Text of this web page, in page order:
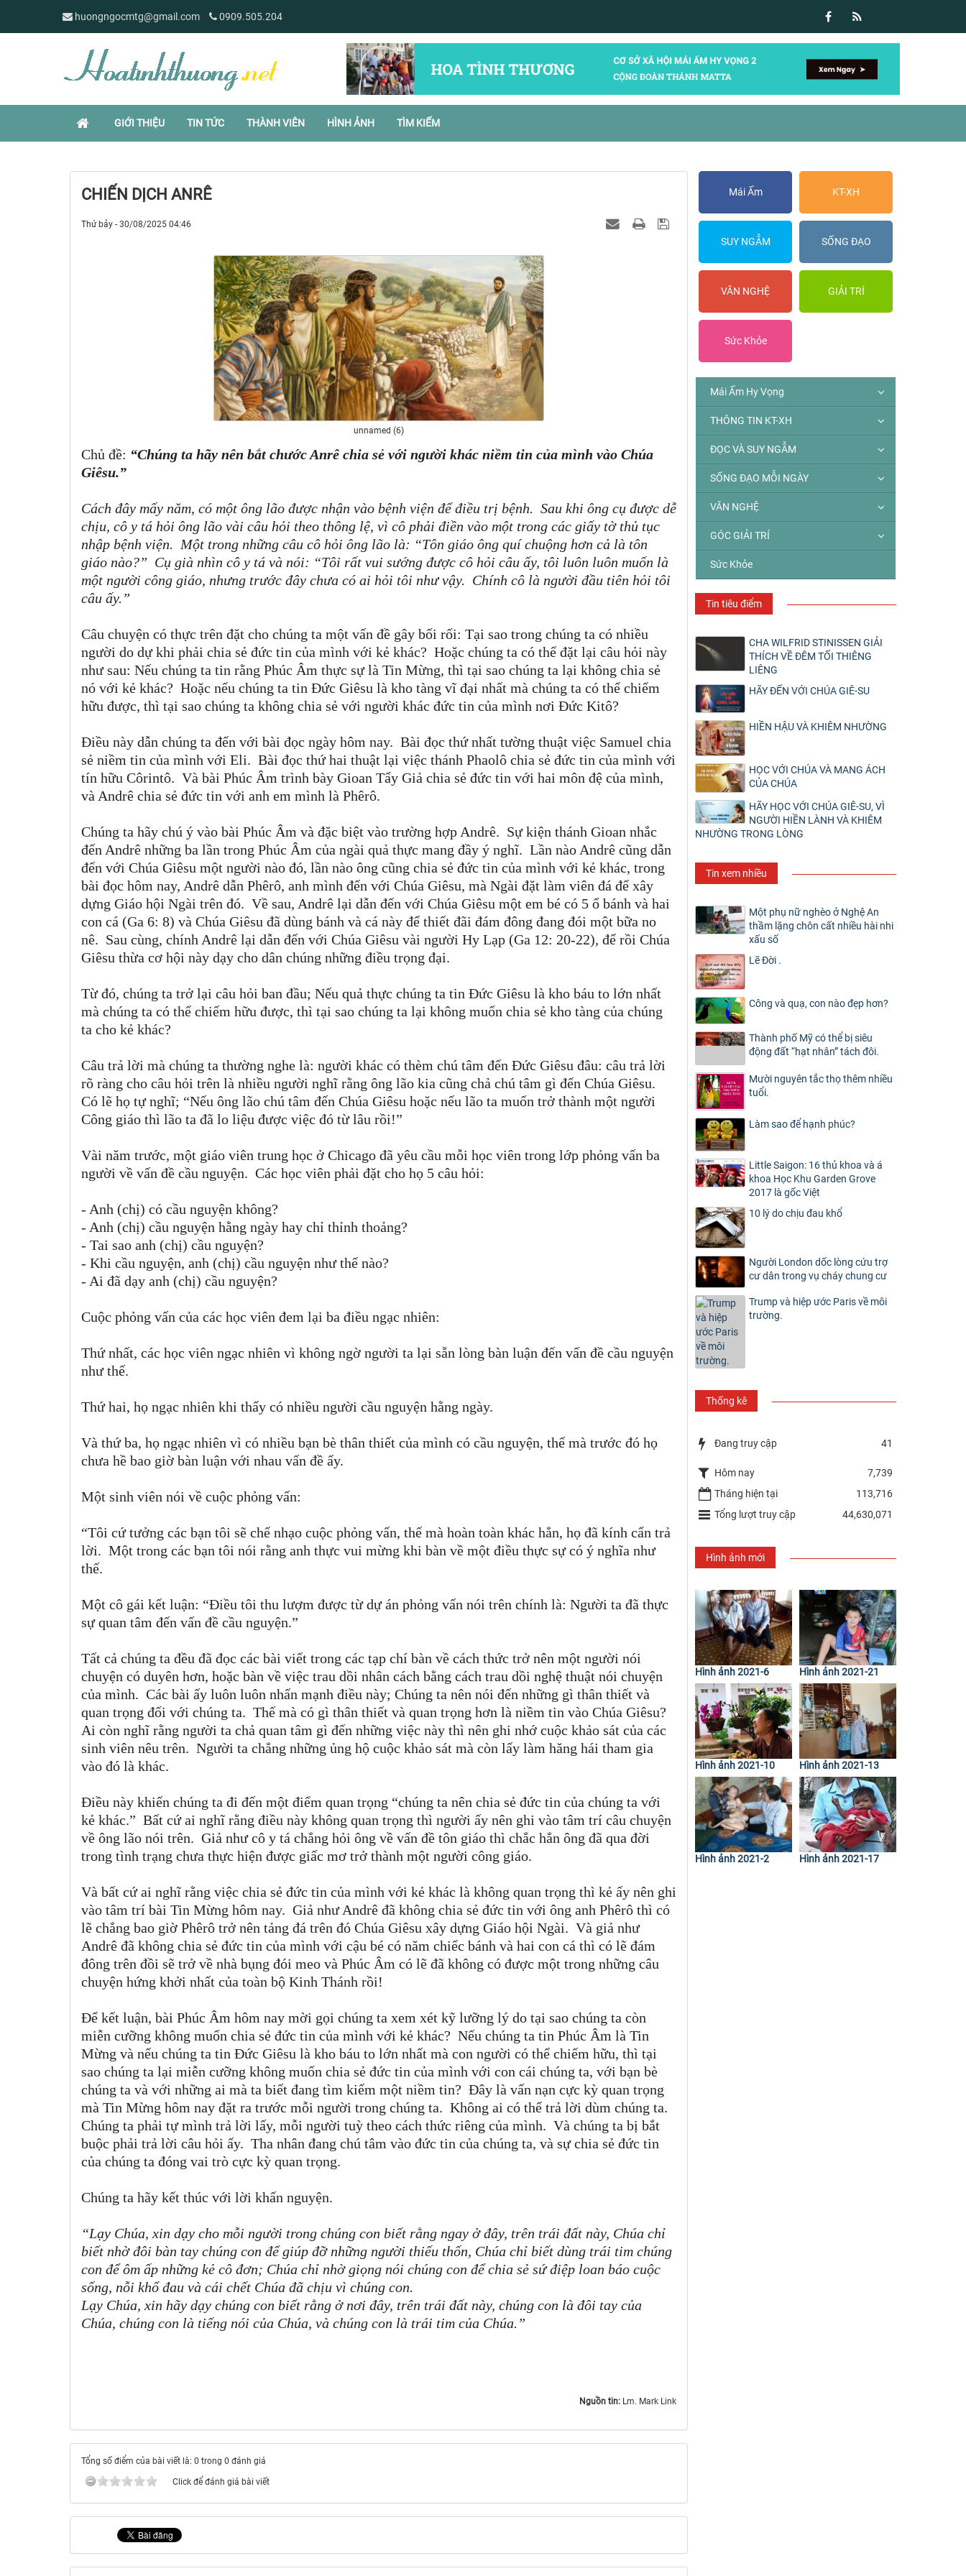
huongngocmtg@gmail.com 0909.505.204
GIỚI THIỆU TIN TỨC THÀNH VIÊN HÌNH ẢNH TÌM KIẾM
CHIẾN DỊCH ANRÊ
Thứ bảy - 30/08/2025 04:46
unnamed (6)
Chủ đề: “Chúng ta hãy nên bắt chước Anrê chia sẻ với người khác niềm tin của mình vào Chúa
Giêsu.”
Cách đây mấy năm, có một ông lão được nhận vào bệnh viện để điều trị bệnh. Sau khi ông cụ được dễ
chịu, cô y tá hỏi ông lão vài câu hỏi theo thông lệ, vì cô phải điền vào một trong các giấy tờ thủ tục
nhập bệnh viện. Một trong những câu cô hỏi ông lão là: “Tôn giáo ông quí chuộng hơn cả là tôn
giáo nào?” Cụ già nhìn cô y tá và nói: “Tôi rất vui sướng được cô hỏi câu ấy, tôi luôn luôn muốn là
một người công giáo, nhưng trước đây chưa có ai hỏi tôi như vậy. Chính cô là người đầu tiên hỏi tôi
câu ấy.”
Câu chuyện có thực trên đặt cho chúng ta một vấn đề gây bối rối: Tại sao trong chúng ta có nhiều
người do dự khi phải chia sẻ đức tin của mình với kẻ khác? Hoặc chúng ta có thể đặt lại câu hỏi này
như sau: Nếu chúng ta tin rằng Phúc Âm thực sự là Tin Mừng, thì tại sao chúng ta lại không chia sẻ
nó với kẻ khác? Hoặc nếu chúng ta tin Đức Giêsu là kho tàng vĩ đại nhất mà chúng ta có thể chiếm
hữu được, thì tại sao chúng ta không chia sẻ với người khác đức tin của mình nơi Đức Kitô?
Điều này dẫn chúng ta đến với bài đọc ngày hôm nay. Bài đọc thứ nhất tường thuật việc Samuel chia
sẻ niềm tin của mình với Eli. Bài đọc thứ hai thuật lại việc thánh Phaolô chia sẻ đức tin của mình với
tín hữu Côrintô. Và bài Phúc Âm trình bày Gioan Tẩy Giả chia sẻ đức tin với hai môn đệ của mình,
và Andrê chia sẻ đức tin với anh em mình là Phêrô.
Chúng ta hãy chú ý vào bài Phúc Âm và đặc biệt vào trường hợp Andrê. Sự kiện thánh Gioan nhắc
đến Andrê những ba lần trong Phúc Âm của ngài quả thực mang đầy ý nghĩ. Lần nào Andrê cũng dẫn
đến với Chúa Giêsu một người nào đó, lần nào ông cũng chia sẻ đức tin của mình với kẻ khác, trong
bài đọc hôm nay, Andrê dẫn Phêrô, anh mình đến với Chúa Giêsu, mà Ngài đặt làm viên đá để xây
dựng Giáo hội Ngài trên đó. Về sau, Andrê lại dẫn đến với Chúa Giêsu một em bé có 5 ổ bánh và hai
con cá (Ga 6: 8) và Chúa Giêsu đã dùng bánh và cá này để thiết đãi đám đông đang đói một bữa no
nê. Sau cùng, chính Andrê lại dẫn đến với Chúa Giêsu vài người Hy Lạp (Ga 12: 20-22), để rồi Chúa
Giêsu thừa cơ hội này dạy cho dân chúng những điều trọng đại.
Từ đó, chúng ta trở lại câu hỏi ban đầu; Nếu quả thực chúng ta tin Đức Giêsu là kho báu to lớn nhất
mà chúng ta có thể chiếm hữu được, thì tại sao chúng ta lại không muốn chia sẻ kho tàng của chúng
ta cho kẻ khác?
Câu trả lời mà chúng ta thường nghe là: người khác có thèm chú tâm đến Đức Giêsu đâu: câu trả lời
rõ ràng cho câu hỏi trên là nhiều người nghĩ rằng ông lão kia cũng chả chú tâm gì đến Chúa Giêsu.
Có lẽ họ tự nghĩ; “Nếu ông lão chú tâm đến Chúa Giêsu hoặc nếu lão ta muốn trở thành một người
Công giáo thì lão ta đã lo liệu được việc đó từ lâu rồi!”
Vài năm trước, một giáo viên trung học ở Chicago đã yêu cầu mỗi học viên trong lớp phỏng vấn ba
người về vấn đề cầu nguyện. Các học viên phải đặt cho họ 5 câu hỏi:
- Anh (chị) có cầu nguyện không?
- Anh (chị) cầu nguyện hằng ngày hay chỉ thỉnh thoảng?
- Tai sao anh (chị) cầu nguyện?
- Khi cầu nguyện, anh (chị) cầu nguyện như thế nào?
- Ai đã dạy anh (chị) cầu nguyện?
Cuộc phỏng vấn của các học viên đem lại ba điều ngạc nhiên:
Thứ nhất, các học viên ngạc nhiên vì không ngờ người ta lại sẵn lòng bàn luận đến vấn đề cầu nguyện
như thế.
Thứ hai, họ ngạc nhiên khi thấy có nhiều người cầu nguyện hằng ngày.
Và thứ ba, họ ngạc nhiên vì có nhiều bạn bè thân thiết của mình có cầu nguyện, thế mà trước đó họ
chưa hề bao giờ bàn luận với nhau vấn đề ấy.
Một sinh viên nói về cuộc phỏng vấn:
“Tôi cứ tưởng các bạn tôi sẽ chế nhạo cuộc phỏng vấn, thế mà hoàn toàn khác hẳn, họ đã kính cẩn trả
lời. Một trong các bạn tôi nói rằng anh thực vui mừng khi bàn về một điều thực sự có ý nghĩa như
thế.
Một cô gái kết luận: “Điều tôi thu lượm được từ dự án phỏng vấn nói trên chính là: Người ta đã thực
sự quan tâm đến vấn đề cầu nguyện.”
Tất cả chúng ta đều đã đọc các bài viết trong các tạp chí bàn về cách thức trở nên một người nói
chuyện có duyên hơn, hoặc bàn về việc trau dồi nhân cách bằng cách trau dồi nghệ thuật nói chuyện
của mình. Các bài ấy luôn luôn nhấn mạnh điều này; Chúng ta nên nói đến những gì thân thiết và
quan trọng đối với chúng ta. Thế mà có gì thân thiết và quan trọng hơn là niềm tin vào Chúa Giêsu?
Ai còn nghĩ rằng người ta chả quan tâm gì đến những việc này thì nên ghi nhớ cuộc khảo sát của các
sinh viên nêu trên. Người ta chẳng những ủng hộ cuộc khảo sát mà còn lấy làm hăng hái tham gia
vào đó là khác.
Điều này khiến chúng ta đi đến một điểm quan trọng “chúng ta nên chia sẻ đức tin của chúng ta với
kẻ khác.” Bất cứ ai nghĩ rằng điều này không quan trọng thì người ấy nên ghi vào tâm trí câu chuyện
về ông lão nói trên. Giả như cô y tá chẳng hỏi ông về vấn đề tôn giáo thì chắc hẳn ông đã qua đời
trong tình trạng chưa thực hiện được giấc mơ trở thành một người công giáo.
Và bất cứ ai nghĩ rằng việc chia sẻ đức tin của mình với kẻ khác là không quan trọng thì kẻ ấy nên ghi
vào tâm trí bài Tin Mừng hôm nay. Giả như Andrê đã không chia sẻ đức tin với ông anh Phêrô thì có
lẽ chẳng bao giờ Phêrô trở nên tảng đá trên đó Chúa Giêsu xây dựng Giáo hội Ngài. Và giả như
Andrê đã không chia sẻ đức tin của mình với cậu bé có năm chiếc bánh và hai con cá thì có lẽ đám
đông trên đồi sẽ trở về nhà bụng đói meo và Phúc Âm có lẽ đã không có được một trong những câu
chuyện hứng khởi nhất của toàn bộ Kinh Thánh rồi!
Để kết luận, bài Phúc Âm hôm nay mời gọi chúng ta xem xét kỹ lưỡng lý do tại sao chúng ta còn
miễn cưỡng không muốn chia sẻ đức tin của mình với kẻ khác? Nếu chúng ta tin Phúc Âm là Tin
Mừng và nếu chúng ta tin Đức Giêsu là kho báu to lớn nhất mà con người có thể chiếm hữu, thì tại
sao chúng ta lại miễn cưỡng không muốn chia sẻ đức tin của mình với con cái chúng ta, với bạn bè
chúng ta và với những ai mà ta biết đang tìm kiếm một niềm tin? Đây là vấn nạn cực kỳ quan trọng
mà Tin Mừng hôm nay đặt ra trước mỗi người trong chúng ta. Không ai có thể trả lời dùm chúng ta.
Chúng ta phải tự mình trả lời lấy, mỗi người tuỳ theo cách thức riêng của mình. Và chúng ta bị bắt
buộc phải trả lời câu hỏi ấy. Tha nhân đang chú tâm vào đức tin của chúng ta, và sự chia sẻ đức tin
của chúng ta đóng vai trò cực kỳ quan trọng.
Chúng ta hãy kết thúc với lời khấn nguyện.
“Lạy Chúa, xin dạy cho mỗi người trong chúng con biết rằng ngay ở đây, trên trái đất này, Chúa chỉ
biết nhờ đôi bàn tay chúng con để giúp đỡ những người thiếu thốn, Chúa chỉ biết dùng trái tim chúng
con để ôm ấp những kẻ cô đơn; Chúa chỉ nhờ giọng nói chúng con để chia sẻ sứ điệp loan báo cuộc
sống, nỗi khổ đau và cái chết Chúa đã chịu vì chúng con.
Lạy Chúa, xin hãy dạy chúng con biết rằng ở nơi đây, trên trái đất này, chúng con là đôi tay của
Chúa, chúng con là tiếng nói của Chúa, và chúng con là trái tim của Chúa.”
Nguồn tin: Lm. Mark Link
Tổng số điểm của bài viết là: 0 trong 0 đánh giá
Click để đánh giá bài viết
Mái Ấm KT-XH
SUY NGẪM SỐNG ĐẠO
VĂN NGHỆ GIẢI TRÍ
Sức Khỏe
Mái Ấm Hy Vọng
THÔNG TIN KT-XH
ĐỌC VÀ SUY NGẪM
SỐNG ĐẠO MỖI NGÀY
VĂN NGHỆ
GÓC GIẢI TRÍ
Sức Khỏe
Tin tiêu điểm
CHA WILFRID STINISSEN GIẢI
THÍCH VỀ ĐÊM TỐI THIÊNG
LIÊNG
HÃY ĐẾN VỚI CHÚA GIÊ-SU
HIỀN HẬU VÀ KHIÊM NHƯỜNG
HỌC VỚI CHÚA VÀ MANG ÁCH
CỦA CHÚA
HÃY HỌC VỚI CHÚA GIÊ-SU, VÌ
NGƯỜI HIỀN LÀNH VÀ KHIÊM
NHƯỜNG TRONG LÒNG
Tin xem nhiều
Một phụ nữ nghèo ở Nghệ An
thầm lặng chôn cất nhiều hài nhi
xấu số
Lẽ Đời .
Công và quạ, con nào đẹp hơn?
Thành phố Mỹ có thể bị siêu
động đất “hạt nhân” tách đôi.
Mười nguyên tắc thọ thêm nhiều
tuổi.
Làm sao để hạnh phúc?
Little Saigon: 16 thủ khoa và á
khoa Học Khu Garden Grove
2017 là gốc Việt
10 lý do chịu đau khổ
Người London dốc lòng cứu trợ
cư dân trong vụ cháy chung cư
Trump và hiệp ước Paris về môi
trường.
Thống kê
Đang truy cập 41
Hôm nay
7,739
Tháng hiện tại
113,716
Tổng lượt truy cập
44,630,071
Hình ảnh mới
Hình ảnh 2021-6 Hình ảnh 2021-21
Hình ảnh 2021-10 Hình ảnh 2021-13
Hình ảnh 2021-2 Hình ảnh 2021-17